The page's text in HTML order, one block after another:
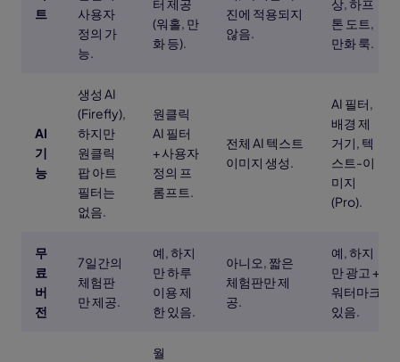
트
사용자
정의 가
능.
터 제공
(워홀, 만
화 등).
진에 적용되지
않음.
상, 하프
톤 도트,
만화 룩.
AI
기
능
생성 AI
(Firefly),
하지만
원클릭
팝 아트
필터는
없음.
원클릭
AI 필터
+ 사용자
정의 프
롬프트.
전체 AI 텍스트
이미지 생성.
AI 필터,
배경 제
거기, 텍
스트-이
미지
(Pro).
무
료
버
전
7일간의
체험판
만 제공.
예, 하지
만 하루
이용 제
한 있음.
아니오, 짧은
체험판만 제
공.
예, 하지
만 광고 +
워터마크
있음.
월